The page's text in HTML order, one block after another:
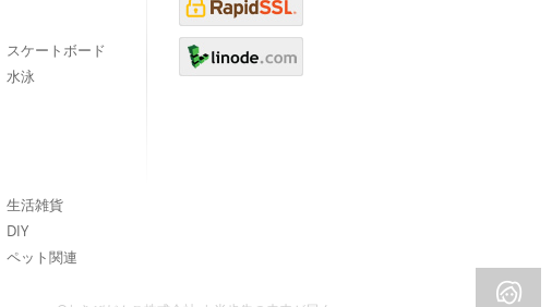
スケートボード
水泳
生活雑貨
DIY
ペット関連